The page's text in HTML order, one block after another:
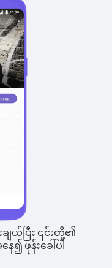
ယ်ပြီး ၎င်းတို့၏
ဖုန်းခေါ်ပါ